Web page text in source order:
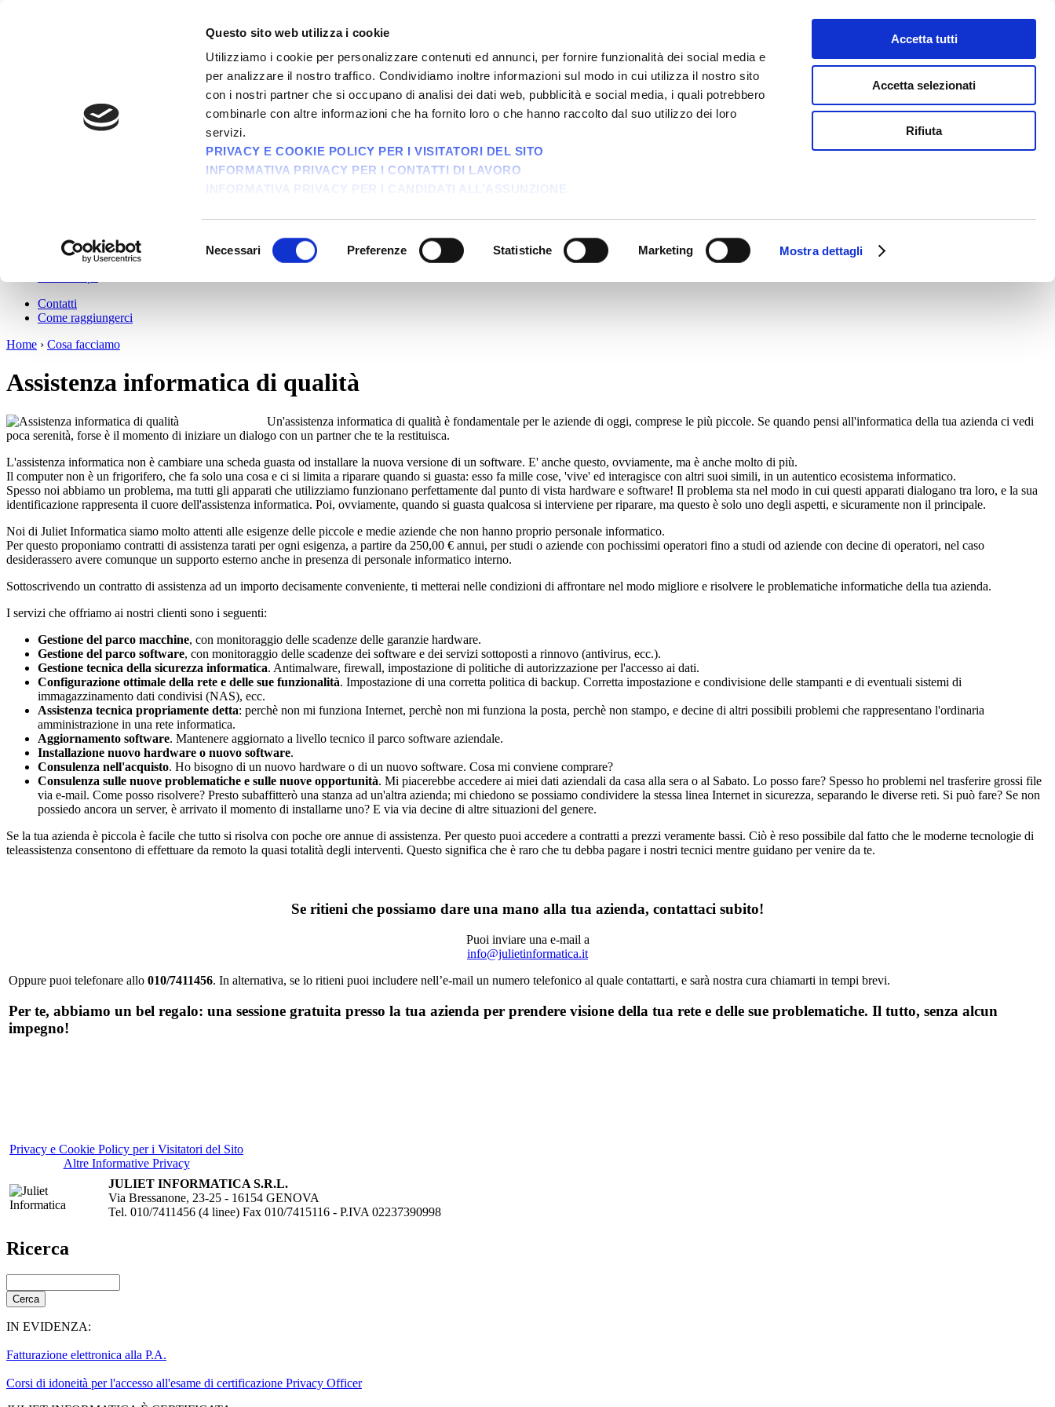
Questo sito web utilizza i cookie
Utilizziamo i cookie per personalizzare contenuti ed annunci, per fornire funzionalità dei social media e
per analizzare il nostro traffico. Condividiamo inoltre informazioni sul modo in cui utilizza il nostro sito
con i nostri partner che si occupano di analisi dei dati web, pubblicità e social media, i quali potrebbero
combinarle con altre informazioni che ha fornito loro o che hanno raccolto dal suo utilizzo dei loro
servizi.
PRIVACY E COOKIE POLICY PER I VISITATORI DEL SITO
INFORMATIVA PRIVACY PER I CONTATTI DI LAVORO
INFORMATIVA PRIVACY PER I CANDIDATI ALL’ASSUNZIONE
del
Necessari Preferenze Statistiche Marketing Mostra dettagli
Accetta tutti
Accetta selezionati
Rifiuta
Vivi con serenità l'ecosistema
informatico della tua azienda
Navigazione
Assistenza informatica di qualità
Consulenza su e fornitura di tecnologie Citrix
Servizi di cloud computing
Servizio 00toner di ritiro dei consumabili per stampante esausti
Consulenza privacy
Altre attività
Contatti
Come raggiungerci
Home › Cosa facciamo
Assistenza informatica di qualità
Un'assistenza informatica di qualità è fondamentale per le aziende di oggi, comprese le più piccole. Se quando pensi all'informatica della tua azienda ci vedi
poca serenità, forse è il momento di iniziare un dialogo con un partner che te la restituisca.
L'assistenza informatica non è cambiare una scheda guasta od installare la nuova versione di un software. E' anche questo, ovviamente, ma è anche molto di più.
Il computer non è un frigorifero, che fa solo una cosa e ci si limita a riparare quando si guasta: esso fa mille cose, 'vive' ed interagisce con altri suoi simili, in un autentico ecosistema informatico.
Spesso noi abbiamo un problema, ma tutti gli apparati che utilizziamo funzionano perfettamente dal punto di vista hardware e software! Il problema sta nel modo in cui questi apparati dialogano tra loro, e la sua
identificazione rappresenta il cuore dell'assistenza informatica. Poi, ovviamente, quando si guasta qualcosa si interviene per riparare, ma questo è solo uno degli aspetti, e sicuramente non il principale.
Noi di Juliet Informatica siamo molto attenti alle esigenze delle piccole e medie aziende che non hanno proprio personale informatico.
Per questo proponiamo contratti di assistenza tarati per ogni esigenza, a partire da 250,00 € annui, per studi o aziende con pochissimi operatori fino a studi od aziende con decine di operatori, nel caso
desiderassero avere comunque un supporto esterno anche in presenza di personale informatico interno.
Sottoscrivendo un contratto di assistenza ad un importo decisamente conveniente, ti metterai nelle condizioni di affrontare nel modo migliore e risolvere le problematiche informatiche della tua azienda.
I servizi che offriamo ai nostri clienti sono i seguenti:
Gestione del parco macchine, con monitoraggio delle scadenze delle garanzie hardware.
Gestione del parco software, con monitoraggio delle scadenze dei software e dei servizi sottoposti a rinnovo (antivirus, ecc.).
Gestione tecnica della sicurezza informatica. Antimalware, firewall, impostazione di politiche di autorizzazione per l'accesso ai dati.
Configurazione ottimale della rete e delle sue funzionalità. Impostazione di una corretta politica di backup. Corretta impostazione e condivisione delle stampanti e di eventuali sistemi di
immagazzinamento dati condivisi (NAS), ecc.
Assistenza tecnica propriamente detta: perchè non mi funziona Internet, perchè non mi funziona la posta, perchè non stampo, e decine di altri possibili problemi che rappresentano l'ordinaria
amministrazione in una rete informatica.
Aggiornamento software. Mantenere aggiornato a livello tecnico il parco software aziendale.
Installazione nuovo hardware o nuovo software.
Consulenza nell'acquisto. Ho bisogno di un nuovo hardware o di un nuovo software. Cosa mi conviene comprare?
Consulenza sulle nuove problematiche e sulle nuove opportunità. Mi piacerebbe accedere ai miei dati aziendali da casa alla sera o al Sabato. Lo posso fare? Spesso ho problemi nel trasferire grossi file
via e-mail. Come posso risolvere? Presto subaffitterò una stanza ad un'altra azienda; mi chiedono se possiamo condividere la stessa linea Internet in sicurezza, separando le diverse reti. Si può fare? Se non
possiedo ancora un server, è arrivato il momento di installarne uno? E via via decine di altre situazioni del genere.
Se la tua azienda è piccola è facile che tutto si risolva con poche ore annue di assistenza. Per questo puoi accedere a contratti a prezzi veramente bassi. Ciò è reso possibile dal fatto che le moderne tecnologie di
teleassistenza consentono di effettuare da remoto la quasi totalità degli interventi. Questo significa che è raro che tu debba pagare i nostri tecnici mentre guidano per venire da te.
Se ritieni che possiamo dare una mano alla tua azienda, contattaci subito!
Puoi inviare una e-mail a
info@julietinformatica.it
Oppure puoi telefonare allo 010/7411456. In alternativa, se lo ritieni puoi includere nell’e-mail un numero telefonico al quale contattarti, e sarà nostra cura chiamarti in tempi brevi.
Per te, abbiamo un bel regalo: una sessione gratuita presso la tua azienda per prendere visione della tua rete e delle sue problematiche. Il tutto, senza alcun
impegno!
Privacy e Cookie Policy per i Visitatori del Sito
Altre Informative Privacy
JULIET INFORMATICA S.R.L.
Via Bressanone, 23-25 - 16154 GENOVA
Tel. 010/7411456 (4 linee) Fax 010/7415116 - P.IVA 02237390998
Ricerca
IN EVIDENZA:
Fatturazione elettronica alla P.A.
Corsi di idoneità per l'accesso all'esame di certificazione Privacy Officer